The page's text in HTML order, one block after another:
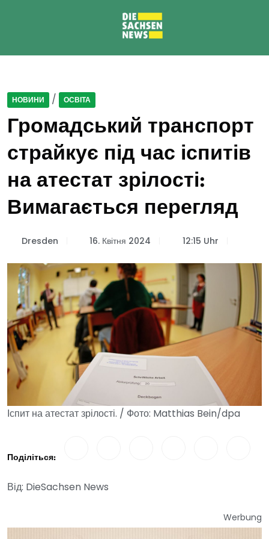
НОВИНИ / ОСВІТА
Громадський транспорт
страйкує під час іспитів
на атестат зрілості:
Вимагається перегляд
Dresden 16. Квітня 2024 12:15 Uhr
Іспит на атестат зрілості. / Фото: Matthias Bein/dpa
Поділіться:
Від: DieSachsen News
Werbung